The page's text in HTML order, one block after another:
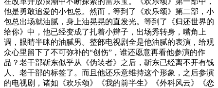
他是勇敢追爱的小包总。然而，等到了《欢乐颂》第二部，小
包总出场就油腻，身上油晃晃的直发光。等到了《归还世界的
给你》中，他已经变成了扎着小辫子，出场秀转身，嘴角上
调，眼睛半眯的油腻男。整部电视剧全是他油腻的表演，给观
众心里留下了不可弥补的“创伤”，谁还愿意再看他参演的作
品？老干部靳东似乎从《伪装者》之后，靳东已经离不开有钱
人、老干部的标签了。而且他还乐意维持这个形象，之后参演
的电视剧，诸如《欢乐颂》《我的前半生》《外科风云》《恋